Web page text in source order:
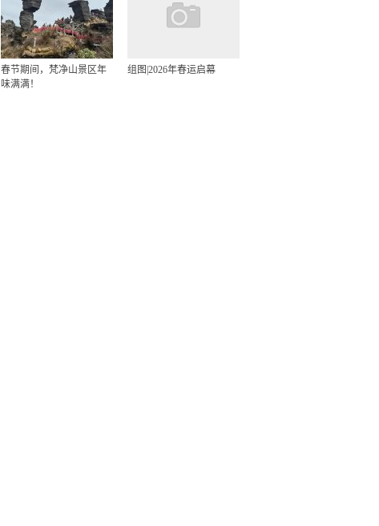
春节期间，梵净山景区年
味满满！
组图|2026年春运启幕